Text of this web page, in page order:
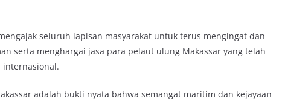
seluruh lapisan masyarakat untuk terus mengingat dan
serta menghargai jasa para pelaut ulung Makassar yang telah
internasional.
adalah bukti nyata bahwa semangat maritim dan kejayaan